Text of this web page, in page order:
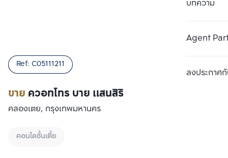
บทความ
Agent
ลงประกาศกั
ขาย ควอทโทร บาย แสนสิริ
Ref: C05111211
คลองเตย, กรุงเทพมหานคร
คอนโดชั้นเตี้ย